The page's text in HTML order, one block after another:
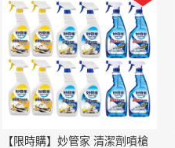
【限時購】妙管家 清潔劑噴槍